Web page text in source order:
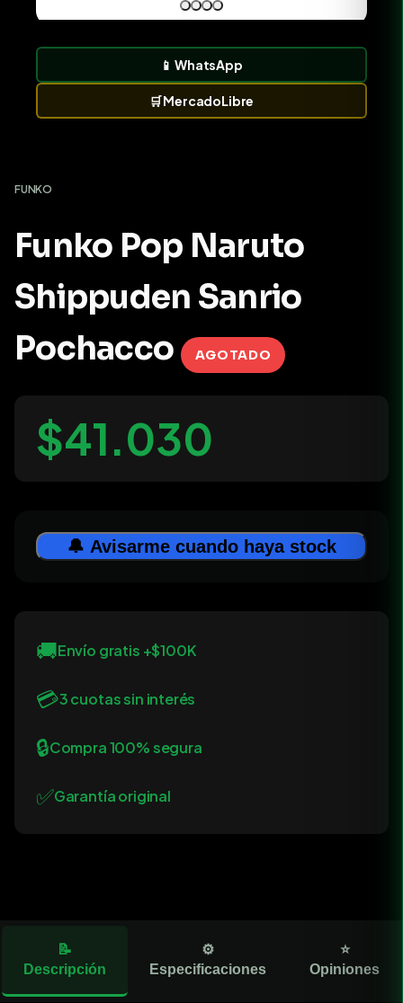
📱WhatsApp
🛒MercadoLibre
FUNKO
Funko Pop Naruto
Shippuden Sanrio
Pochacco
AGOTADO
$41.030
🔔 Avisarme cuando haya stock
🚚Envío gratis +$100K
💳3 cuotas sin interés
🔒Compra 100% segura
✅Garantía original
📝
Descripción
⚙️
Especificaciones
⭐
Opiniones